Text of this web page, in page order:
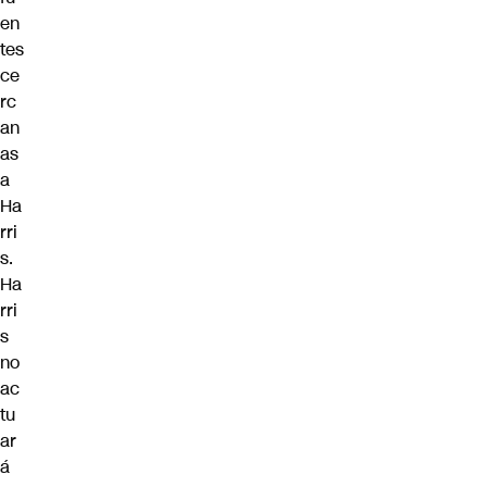
en
tes
ce
rc
an
as
a
Ha
rri
s.
Ha
rri
s
no
ac
tu
ar
á